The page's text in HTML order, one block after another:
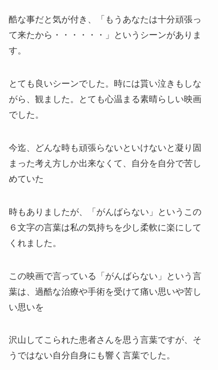
酷な事だと気が付き、「もうあなたは十分頑張っ
て来たから・・・・・・」というシーンがありま
す。
とても良いシーンでした。時には貰い泣きもしな
がら、観ました。とても心温まる素晴らしい映画
でした。
今迄、どんな時も頑張らないといけないと凝り固
まった考え方しか出来なくて、自分を自分で苦し
めていた
時もありましたが、「がんばらない」というこの
６文字の言葉は私の気持ちを少し柔軟に楽にして
くれました。
この映画で言っている「がんばらない」という言
葉は、過酷な治療や手術を受けて痛い思いや苦し
い思いを
沢山してこられた患者さんを思う言葉ですが、そ
うではない自分自身にも響く言葉でした。